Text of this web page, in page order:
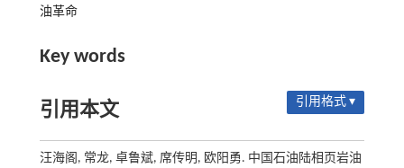
油革命
Key words
引用本文 引用格式 ▾
汪海阁, 常龙, 卓鲁斌, 席传明, 欧阳勇. 中国石油陆相页岩油